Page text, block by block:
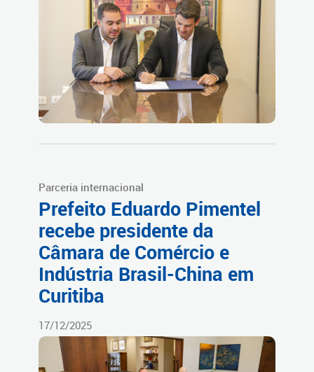
Parceria internacional
Prefeito Eduardo Pimentel
recebe presidente da
Câmara de Comércio e
Indústria Brasil-China em
Curitiba
17/12/2025